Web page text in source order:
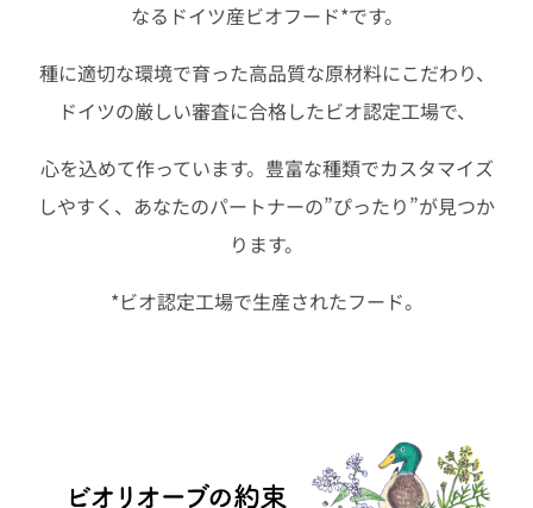
なるドイツ産ビオフード*です。
種に適切な環境で育った高品質な原材料にこだわり、
ドイツの厳しい審査に合格したビオ認定工場で、
心を込めて作っています。豊富な種類でカスタマイズ
しやすく、あなたのパートナーの”ぴったり”が見つか
ります。
*ビオ認定工場で生産されたフード。